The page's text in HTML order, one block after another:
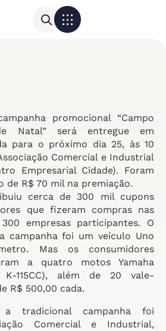
promocional “Campo
Natal” será entregue em
para o próximo dia 25, às 10
Comercial e Industrial
Empresarial Cidade). Foram
de R$ 70 mil na premiação.
cerca de 300 mil cupons
que fizeram compras nas
empresas participantes. O
campanha foi um veículo Uno
Mas os consumidores
a quatro motos Yamaha
K-115CC), além de 20 vale-
R$ 500,00 cada.
tradicional campanha foi
Comercial e Industrial,